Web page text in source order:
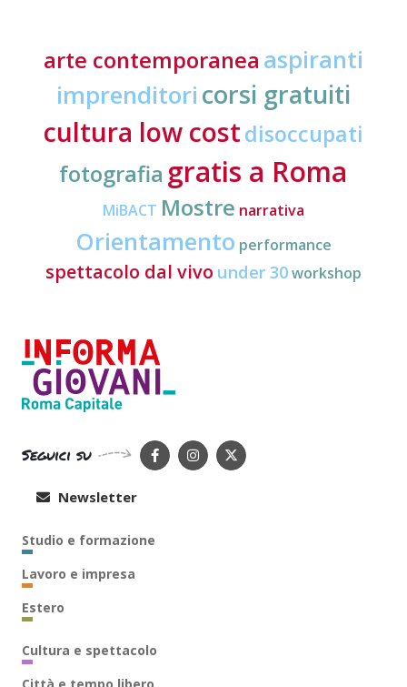
arte contemporanea aspiranti
imprenditori corsi gratuiti
cultura low costdisoccupati
fotografia gratis a Roma
MiBACT Mostre narrativa
Orientamento performance
spettacolo dal vivo under 30workshop
Seguici su
Newsletter
Studio e formazione
Lavoro e impresa
Estero
Cultura e spettacolo